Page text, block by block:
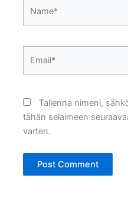
Tallenna nimeni,
tähän selaimeen
varten.